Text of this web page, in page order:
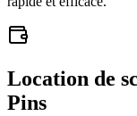
Location de
Pins